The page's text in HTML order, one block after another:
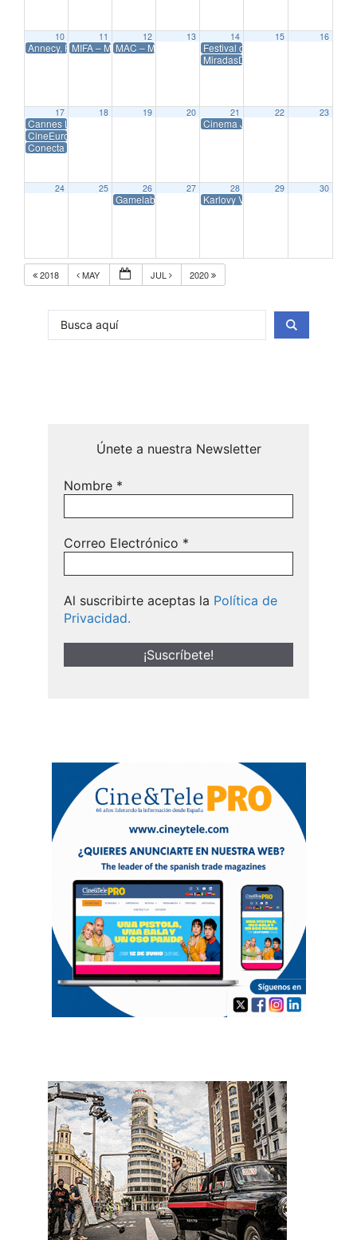
10
Annecy, Festival Internacional de Cine deAnimación 2019
11
MIFA – Marché International du Film d’ Animation 2019
12
MAC – Mercat Audiovisual de Catalunya 2019
13 14
Festival de Télévision de Monte-
MiradasDoc – Festival y Mercado
15 16
17
Cannes Lions International Festival of Creativity 2019
CineEurope 2019
Conecta Fiction 2019
18 19 20 21
Cinema Jove – Festival
22 23
24 25 26
Gamelab 2019
27 28
Karlovy Vary International Film
29 30
2018 MAY JUL 2020
Únete a nuestra Newsletter
Nombre *
Correo Electrónico *
Al suscribirte aceptas la Política de
Privacidad.